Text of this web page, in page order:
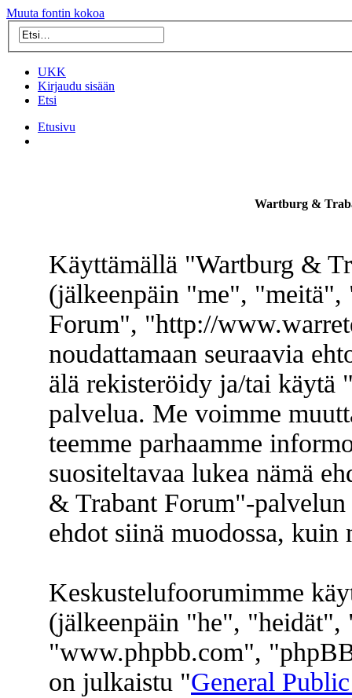
Muuta fontin kokoa
UKK
Kirjaudu sisään
Etsi
Etusivu
Wartburg &
Käyttämällä "Wartburg &
(jälkeenpäin "me",
Forum", "http://
noudattamaan seuraavia
älä rekisteröidy ja/tai käytä
palvelua. Me voimme
teemme parhaamme
suositeltavaa lukea nämä
& Trabant Forum"-
ehdot siinä muodossa,
Keskustelufoorumimme
(jälkeenpäin "he",
"www.phpbb.com",
on julkaistu "General